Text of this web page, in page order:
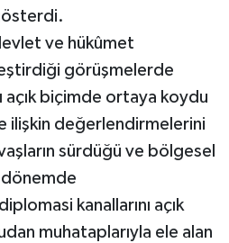
ve hükûmet
görüşmelerde
açık biçimde ortaya koydu
ilişkin değerlendirmelerini
sürdüğü ve bölgesel
dönemde
kanallarını açık
muhataplarıyla ele alan